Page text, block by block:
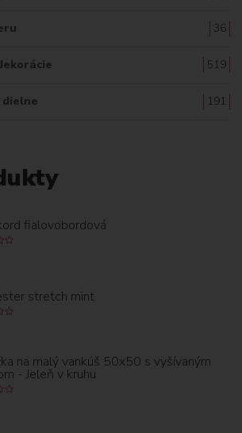
36
519
dielne 191
fialovobordová
stretch mint
na malý vankúš 50x50 s vyšívaným
- Jeleň v kruhu